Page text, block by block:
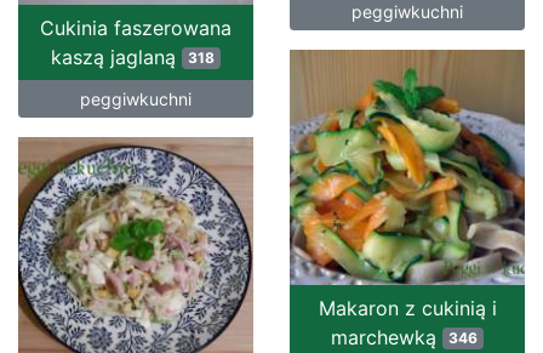
peggiwkuchni
Cukinia faszerowana
kaszą jaglaną 318
peggiwkuchni
Makaron z cukinią i
marchewką 346